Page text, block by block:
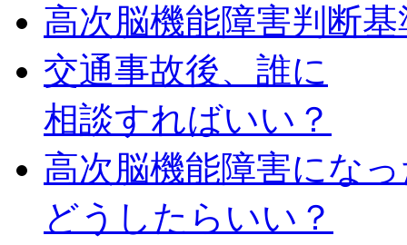
高次脳機能障害判断基
交通事故後、誰に
相談すればいい？
高次脳機能障害にな
どうしたらいい？